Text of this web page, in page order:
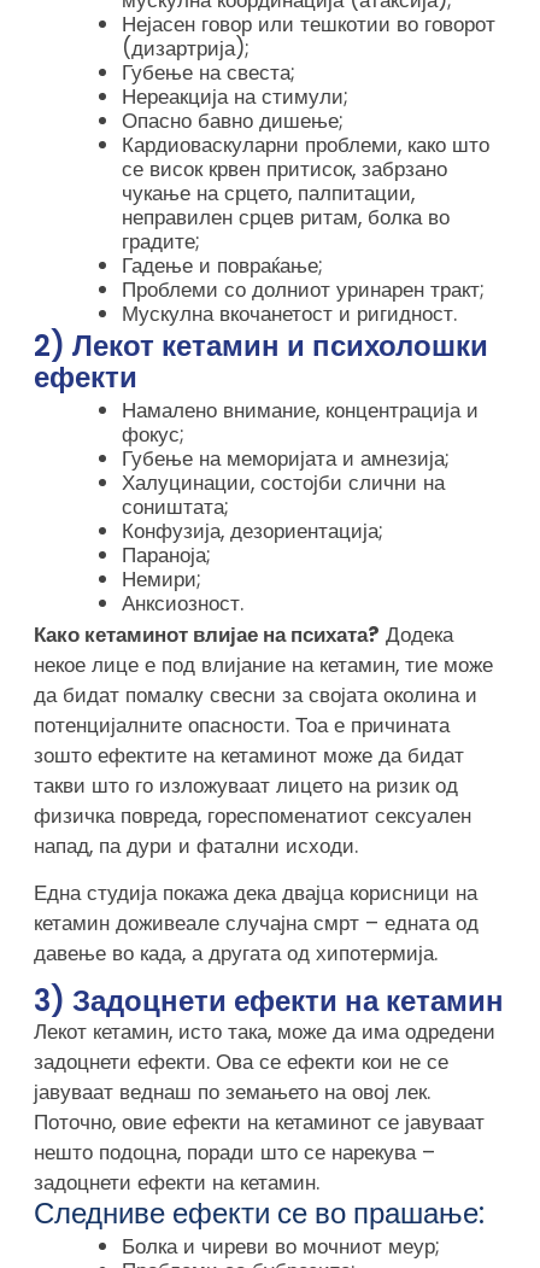
Нејасен говор или тешкотии во говорот
(дизартрија);
Губење на свеста;
Нереакција на стимули;
Опасно бавно дишење;
Кардиоваскуларни проблеми, како што
се висок крвен притисок, забрзано
чукање на срцето, палпитации,
неправилен срцев ритам, болка во
градите;
Гадење и повраќање;
Проблеми со долниот уринарен тракт;
Мускулна вкочанетост и ригидност.
2) Лекот кетамин и психолошки
ефекти
Намалено внимание, концентрација и
фокус;
Губење на меморијата и амнезија;
Халуцинации, состојби слични на
соништата;
Конфузија, дезориентација;
Параноја;
Немири;
Анксиозност.
Како кетаминот влијае на психата? Додека
некое лице е под влијание на кетамин, тие може
да бидат помалку свесни за својата околина и
потенцијалните опасности. Тоа е причината
зошто ефектите на кетаминот може да бидат
такви што го изложуваат лицето на ризик од
физичка повреда, гореспоменатиот сексуален
напад, па дури и фатални исходи.
Една студија покажа дека двајца корисници на
кетамин доживеале случајна смрт – едната од
давење во када, а другата од хипотермија.
3) Задоцнети ефекти на кетамин
Лекот кетамин, исто така, може да има одредени
задоцнети ефекти. Ова се ефекти кои не се
јавуваат веднаш по земањето на овој лек.
Поточно, овие ефекти на кетаминот се јавуваат
нешто подоцна, поради што се нарекува –
задоцнети ефекти на кетамин.
Следниве ефекти се во прашање:
Болка и чиреви во мочниот меур;